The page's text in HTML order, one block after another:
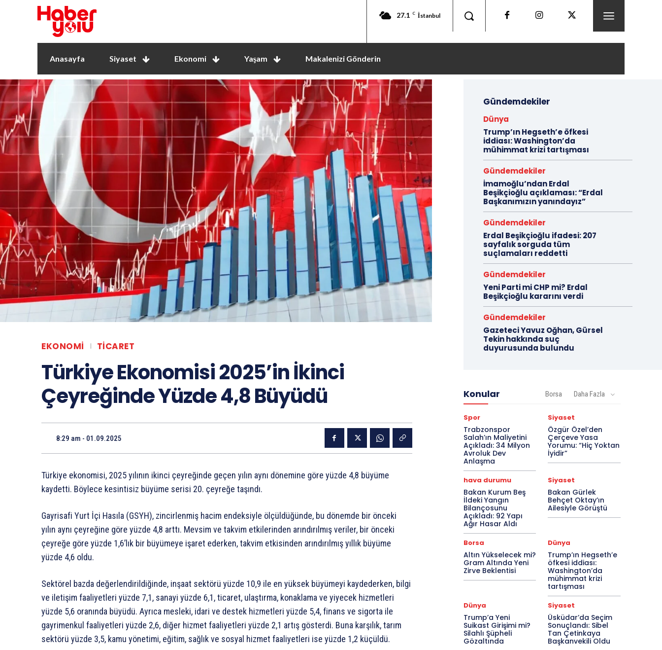
27.1 C İstanbul
Anasayfa Siyaset Ekonomi Yaşam Makalenizi Gönderin
EKONOMI TICARET
Türkiye Ekonomisi 2025’in İkinci
Çeyreğinde Yüzde 4,8 Büyüdü
8:29 am - 01.09.2025
Türkiye ekonomisi, 2025 yılının ikinci çeyreğinde geçen yılın aynı dönemine göre yüzde 4,8 büyüme
kaydetti. Böylece kesintisiz büyüme serisi 20. çeyreğe taşındı.
Gayrisafi Yurt İçi Hasıla (GSYH), zincirlenmiş hacim endeksiyle ölçüldüğünde, bu dönemde bir önceki
yılın aynı çeyreğine göre yüzde 4,8 arttı. Mevsim ve takvim etkilerinden arındırılmış veriler, bir önceki
çeyreğe göre yüzde 1,6’lık bir büyümeye işaret ederken, takvim etkisinden arındırılmış yıllık büyüme
yüzde 4,6 oldu.
Sektörel bazda değerlendirildiğinde, inşaat sektörü yüzde 10,9 ile en yüksek büyümeyi kaydederken, bilgi
ve iletişim faaliyetleri yüzde 7,1, sanayi yüzde 6,1, ticaret, ulaştırma, konaklama ve yiyecek hizmetleri
yüzde 5,6 oranında büyüdü. Ayrıca mesleki, idari ve destek hizmetleri yüzde 5,4, finans ve sigorta ile
gayrimenkul faaliyetleri yüzde 2,6, diğer hizmet faaliyetleri yüzde 2,1 artış gösterdi. Buna karşılık, tarım
sektörü yüzde 3,5, kamu yönetimi, eğitim, sağlık ve sosyal hizmet faaliyetleri ise yüzde 1,2 küçüldü.
Gündemdekiler
Dünya
Trump’ın Hegseth’e öfkesi
iddiası: Washington’da
mühimmat krizi tartışması
Gündemdekiler
İmamoğlu’ndan Erdal
Beşikçioğlu açıklaması: “Erdal
Başkanımızın yanındayız”
Gündemdekiler
Erdal Beşikçioğlu ifadesi: 207
sayfalık sorguda tüm
suçlamaları reddetti
Gündemdekiler
Yeni Parti mi CHP mi? Erdal
Beşikçioğlu kararını verdi
Gündemdekiler
Gazeteci Yavuz Oğhan, Gürsel
Tekin hakkında suç
duyurusunda bulundu
Konular Borsa Daha Fazla
Spor
Trabzonspor
Salah’ın Maliyetini
Açıkladı: 34 Milyon
Avroluk Dev
Anlaşma
Siyaset
Özgür Özel’den
Çerçeve Yasa
Yorumu: “Hiç Yoktan
İyidir”
hava durumu
Bakan Kurum Beş
İldeki Yangın
Bilançosunu
Açıkladı: 92 Yapı
Ağır Hasar Aldı
Siyaset
Bakan Gürlek
Behçet Oktay’ın
Ailesiyle Görüştü
Borsa
Altın Yükselecek mi?
Gram Altında Yeni
Zirve Beklentisi
Dünya
Trump’ın Hegseth’e
öfkesi iddiası:
Washington’da
mühimmat krizi
tartışması
Dünya
Trump’a Yeni
Suikast Girişimi mi?
Silahlı Şüpheli
Gözaltında
Siyaset
Üsküdar’da Seçim
Sonuçlandı: Sibel
Tan Çetinkaya
Başkanvekili Oldu